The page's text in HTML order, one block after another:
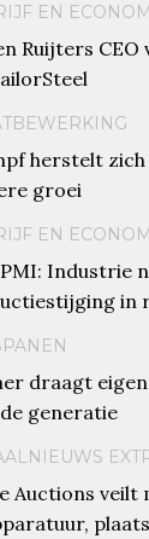
EN
Ruijters CEO
herstelt
groei
EN
PMI: Industrie
in
draagt
generatie
Auctions veilt